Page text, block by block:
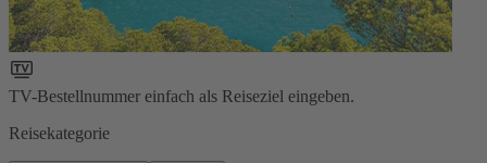
TV-Bestellnummer einfach als Reiseziel eingeben.
Reisekategorie